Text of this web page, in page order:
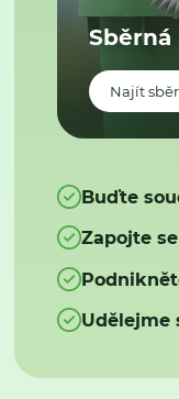
Sběrná
Najít
Buďte
Zapojte se
Udělejme